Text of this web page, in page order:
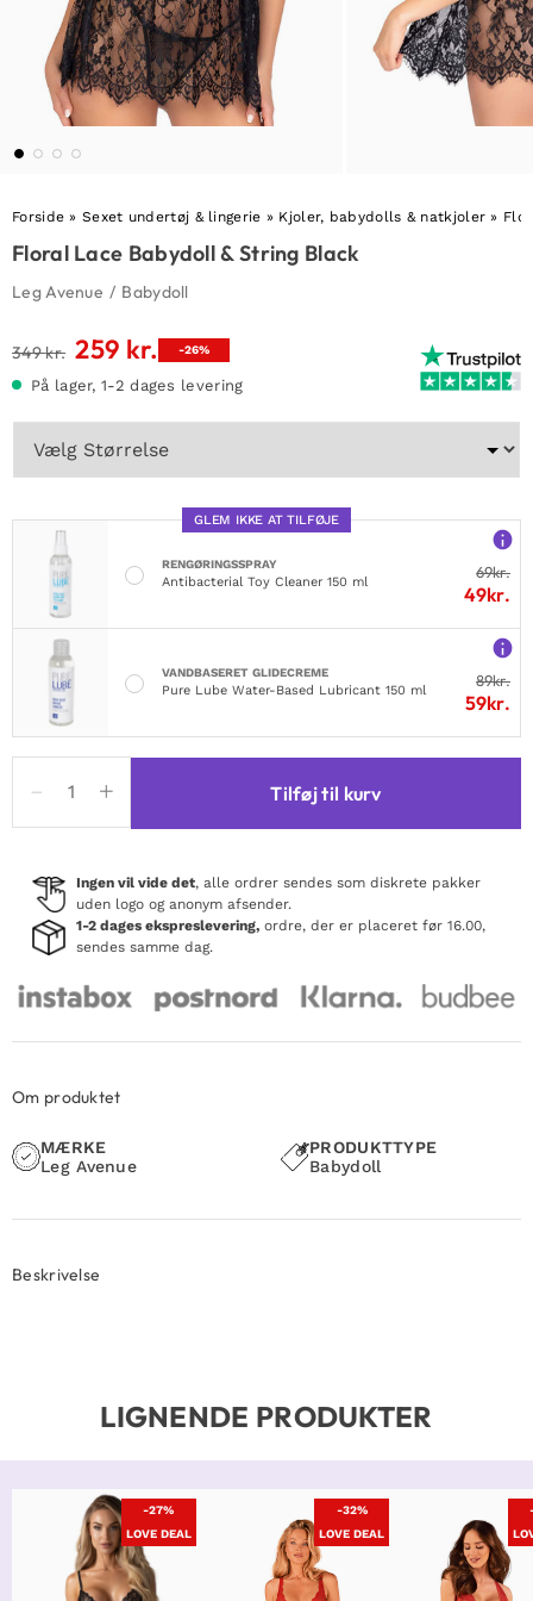
Forside »Sexet undertøj & lingerie » Kjoler, babydolls & natkjoler »
Floral Lace Babydoll & String Black
Leg Avenue / Babydoll
349kr. Den
pris
var:
349 kr..
259 kr. Den
pris
er:
259 kr..
-26%
På lager, 1-2 dages levering
GLEM IKKE AT TILFØJE
RENGØRINGSSPRAY
Antibacterial Toy Cleaner 150 ml
69kr.
49kr.
VANDBASERET GLIDECREME
Pure Lube Water-Based Lubricant 150 ml
89kr.
59kr.
Lace
Babydoll
String
Black
antal
Tilføj til kurv
Ingen vil vide det, alle ordrer sendes som diskrete pakker
uden logo og anonym afsender.
1-2 dages ekspreslevering, ordre, der er placeret før 16.00,
sendes samme dag.
Om produktet
MÆRKE
Leg Avenue
PRODUKTTYPE
Babydoll
Beskrivelse
LIGNENDE PRODUKTER
-27%
LOVE DEAL
-32%
LOVE DEAL